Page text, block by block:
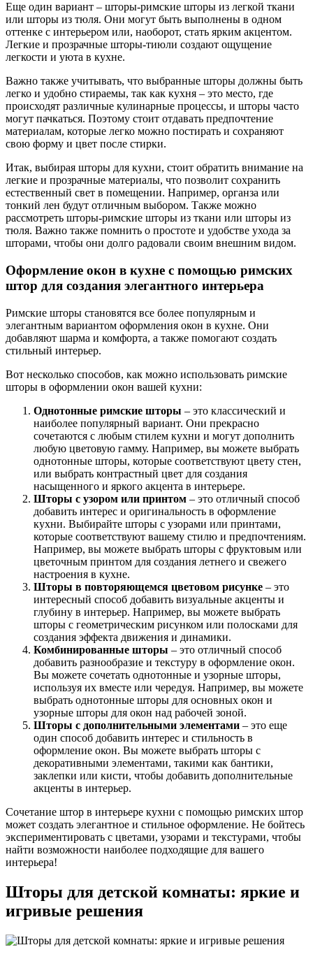
Еще один вариант – шторы-римские шторы из легкой ткани
или шторы из тюля. Они могут быть выполнены в одном
оттенке с интерьером или, наоборот, стать ярким акцентом.
Легкие и прозрачные шторы-тиюли создают ощущение
легкости и уюта в кухне.
Важно также учитывать, что выбранные шторы должны быть
легко и удобно стираемы, так как кухня – это место, где
происходят различные кулинарные процессы, и шторы часто
могут пачкаться. Поэтому стоит отдавать предпочтение
материалам, которые легко можно постирать и сохраняют
свою форму и цвет после стирки.
Итак, выбирая шторы для кухни, стоит обратить внимание на
легкие и прозрачные материалы, что позволит сохранить
естественный свет в помещении. Например, органза или
тонкий лен будут отличным выбором. Также можно
рассмотреть шторы-римские шторы из ткани или шторы из
тюля. Важно также помнить о простоте и удобстве ухода за
шторами, чтобы они долго радовали своим внешним видом.
Оформление окон в кухне с помощью римских
штор для создания элегантного интерьера
Римские шторы становятся все более популярным и
элегантным вариантом оформления окон в кухне. Они
добавляют шарма и комфорта, а также помогают создать
стильный интерьер.
Вот несколько способов, как можно использовать римские
шторы в оформлении окон вашей кухни:
Однотонные римские шторы – это классический и
наиболее популярный вариант. Они прекрасно
сочетаются с любым стилем кухни и могут дополнить
любую цветовую гамму. Например, вы можете выбрать
однотонные шторы, которые соответствуют цвету стен,
или выбрать контрастный цвет для создания
насыщенного и яркого акцента в интерьере.
Шторы с узором или принтом – это отличный способ
добавить интерес и оригинальность в оформление
кухни. Выбирайте шторы с узорами или принтами,
которые соответствуют вашему стилю и предпочтениям.
Например, вы можете выбрать шторы с фруктовым или
цветочным принтом для создания летнего и свежего
настроения в кухне.
Шторы в повторяющемся цветовом рисунке – это
интересный способ добавить визуальные акценты и
глубину в интерьер. Например, вы можете выбрать
шторы с геометрическим рисунком или полосками для
создания эффекта движения и динамики.
Комбинированные шторы – это отличный способ
добавить разнообразие и текстуру в оформление окон.
Вы можете сочетать однотонные и узорные шторы,
используя их вместе или чередуя. Например, вы можете
выбрать однотонные шторы для основных окон и
узорные шторы для окон над рабочей зоной.
Шторы с дополнительными элементами – это еще
один способ добавить интерес и стильность в
оформление окон. Вы можете выбрать шторы с
декоративными элементами, такими как бантики,
заклепки или кисти, чтобы добавить дополнительные
акценты в интерьер.
Сочетание штор в интерьере кухни с помощью римских штор
может создать элегантное и стильное оформление. Не бойтесь
экспериментировать с цветами, узорами и текстурами, чтобы
найти возможности наиболее подходящие для вашего
интерьера!
Шторы для детской комнаты: яркие и
игривые решения